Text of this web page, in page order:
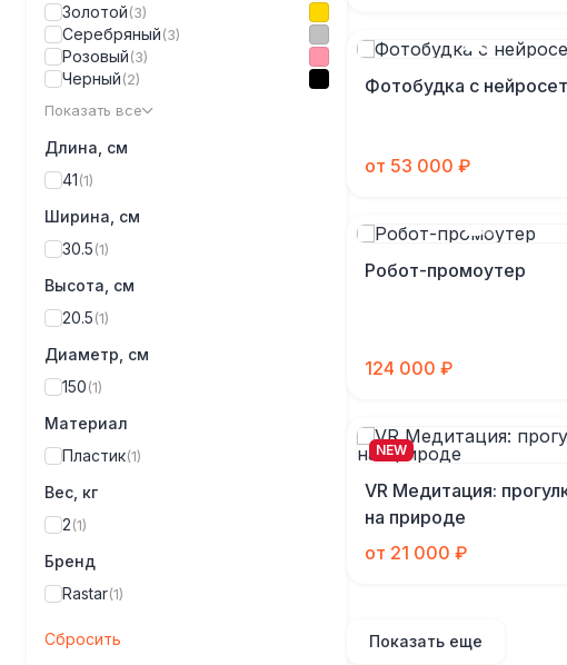
Золотой(3)
Серебряный(3)
Розовый(3)
Черный(2)
Показать все
Длина, см
41(1)
Ширина, см
30.5(1)
Высота, см
20.5(1)
Диаметр, см
150(1)
Материал
Пластик(1)
Вес, кг
2(1)
Бренд
Rastar(1)
Сбросить
Фотобудка с
от 53 000 ₽
Робот-промоутер
124 000 ₽
NEW
VR Медитация:
на природе
от 21 000 ₽
Показать еще